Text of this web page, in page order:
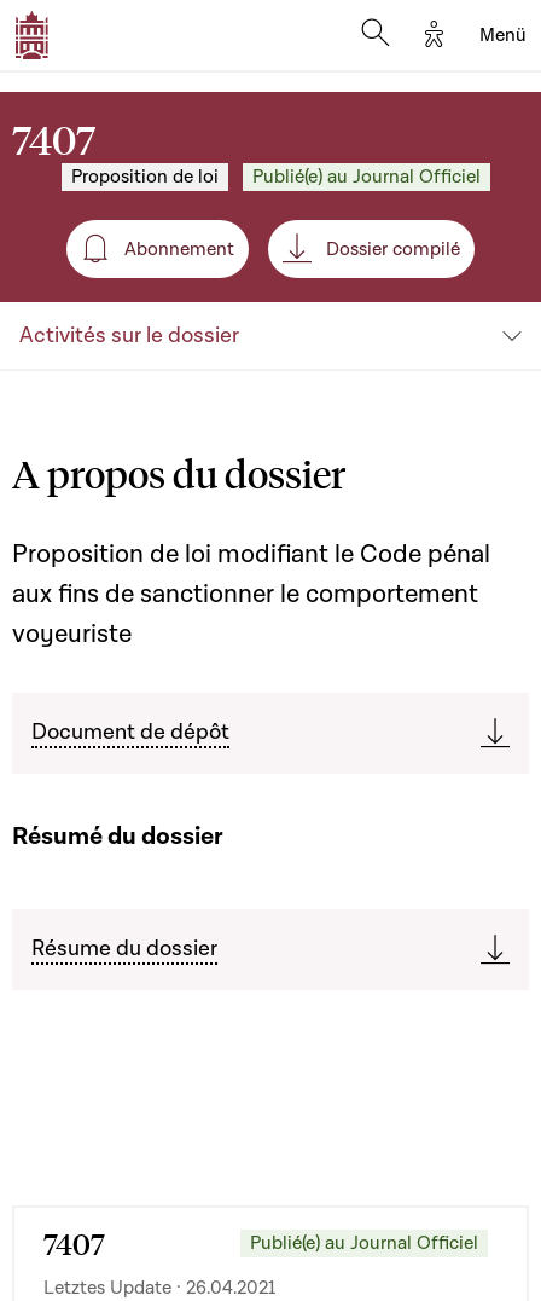
Options
Menü
7407
Proposition de loi Publié(e) au Journal Officiel
Abonnement
Abonnement Dossier compilé
Activités sur le dossier
A propos du dossier
Proposition de loi modifiant le Code pénal
aux fins de sanctionner le comportement
voyeuriste
Document de dépôt
Résumé du dossier
Résume du dossier
7407
Publié(e) au Journal Officiel
Letztes Update · 26.04.2021